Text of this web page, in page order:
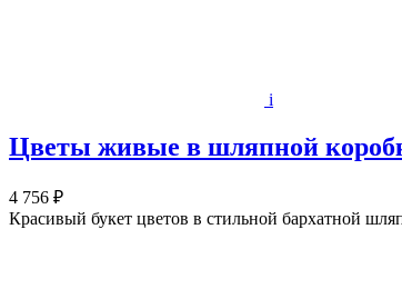
i
Цветы живые в шляпной
4 756 ₽
Красивый букет цветов в стильной бархатной